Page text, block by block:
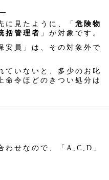
に見たように、「 危険物
括管理者 」が対象です。
員」は、その対象外で
いないと、多少のお叱
命令ほどのきつい処分は
せなので、「A,C,D」